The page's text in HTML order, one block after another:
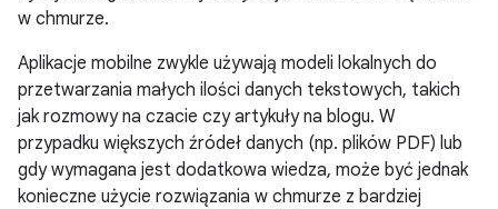
w chmurze.
Aplikacje mobilne zwykle używają modeli lokalnych do
przetwarzania małych ilości danych tekstowych, takich
jak rozmowy na czacie czy artykuły na blogu. W
przypadku większych źródeł danych (np. plików PDF) lub
gdy wymagana jest dodatkowa wiedza, może być jednak
konieczne użycie rozwiązania w chmurze z bardziej